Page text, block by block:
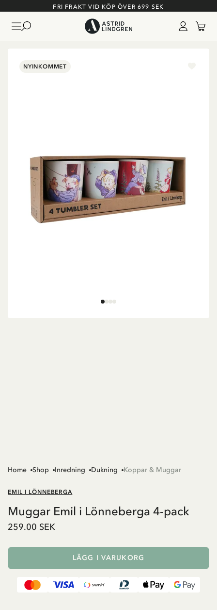
FRI FRAKT VID KÖP ÖVER 699 SEK
NYINKOMMET
Home Shop Inredning Dukning Koppar & Muggar
EMIL I LÖNNEBERGA
Muggar Emil i Lönneberga 4-pack
259.00 SEK
LÄGG I VARUKORG